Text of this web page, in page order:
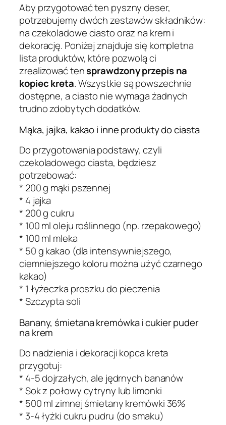
Aby przygotować ten pyszny deser,
potrzebujemy dwóch zestawów składników:
na czekoladowe ciasto oraz na krem i
dekorację. Poniżej znajduje się kompletna
lista produktów, które pozwolą ci
zrealizować tensprawdzony przepis na
kopiec kreta. Wszystkie są powszechnie
dostępne, a ciasto nie wymaga żadnych
trudno zdobytych dodatków.
Mąka, jajka, kakao i inne produkty do ciasta
Do przygotowania podstawy, czyli
czekoladowego ciasta, będziesz
potrzebować:
* 200 g mąki pszennej
* 4 jajka
* 200 g cukru
* 100 ml oleju roślinnego (np. rzepakowego)
* 100 ml mleka
* 50 g kakao (dla intensywniejszego,
ciemniejszego koloru można użyć czarnego
kakao)
* 1 łyżeczka proszku do pieczenia
* Szczypta soli
Banany, śmietana kremówka i cukier puder
na krem
Do nadzienia i dekoracji kopca kreta
przygotuj:
* 4-5 dojrzałych, ale jędrnych bananów
* Sok z połowy cytryny lub limonki
* 500 ml zimnej śmietany kremówki 36%
* 3-4 łyżki cukru pudru (do smaku)